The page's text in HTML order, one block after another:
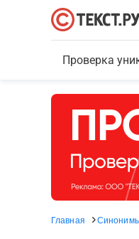
Проверка
Главная